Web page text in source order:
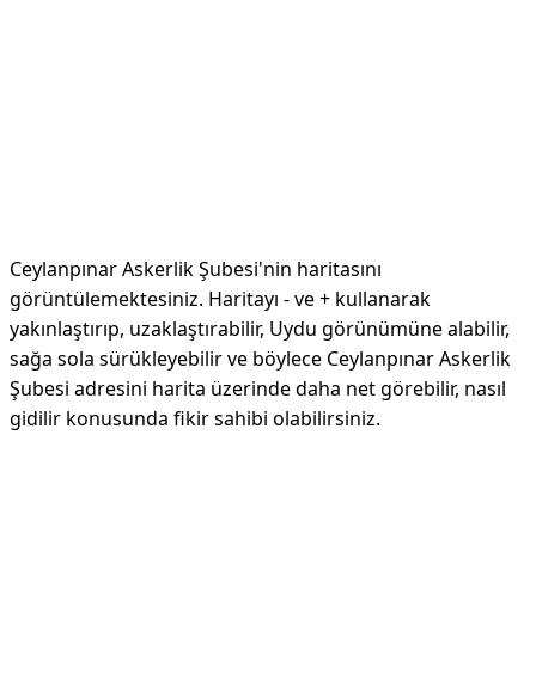
Ceylanpınar Askerlik Şubesi'nin haritasını
görüntülemektesiniz. Haritayı - ve + kullanarak
yakınlaştırıp, uzaklaştırabilir, Uydu görünümüne alabilir,
sağa sola sürükleyebilir ve böylece Ceylanpınar Askerlik
Şubesi adresini harita üzerinde daha net görebilir, nasıl
gidilir konusunda fikir sahibi olabilirsiniz.